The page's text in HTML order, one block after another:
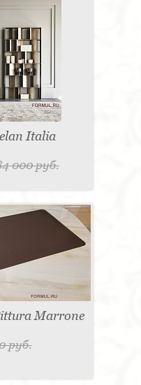
Italia
000 руб.
Marrone
руб.